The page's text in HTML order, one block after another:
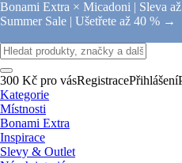
Bonami Extra × Micadoni | Sleva
Summer Sale | Ušetřete až 40 % →
300 Kč pro vásRegistracePřihlášení
Kategorie
Místnosti
Bonami Extra
Inspirace
Slevy & Outlet